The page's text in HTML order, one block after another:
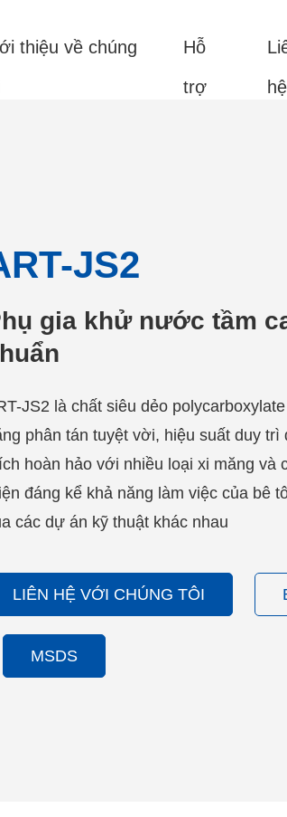
thiệu về chúng
Hỗ
trợ
hệ
JS2
gia khử nước tầm
JS2 là chất siêu dẻo
phân tán tuyệt vời, hiệu suất duy
hoàn hảo với nhiều loại xi măng và
đáng kể khả năng làm việc của bê
các dự án kỹ thuật khác nhau
LIÊN HỆ VỚI CHÚNG TÔI
MSDS